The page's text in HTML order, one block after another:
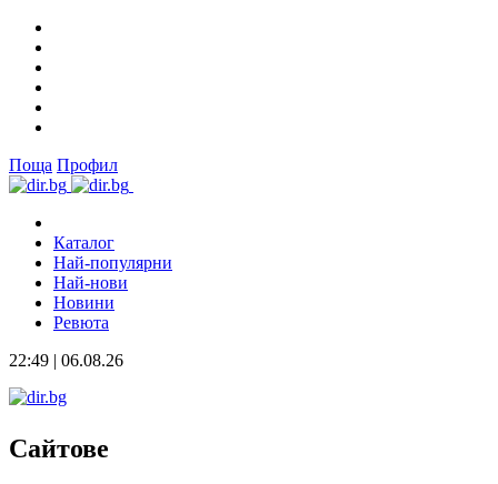
Поща Профил
Каталог
Най-популярни
Най-нови
Новини
Ревюта
22:49 | 06.08.26
Сайтове